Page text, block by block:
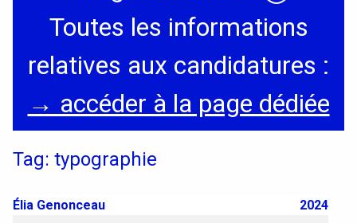
Candidatures
Graphisme, médias, médiations
Espace, Usages, Territoires
Toutes les informations
relatives aux candidatures :
→ accéder à la page dédiée
Tag: typographie
Élia Genonceau 2024